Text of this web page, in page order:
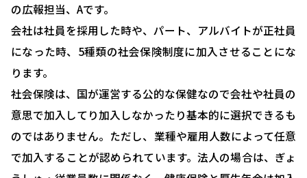
の広報担当、Aです。
会社は社員を採用した時や、パート、アルバイトが正社員
になった時、5種類の社会保険制度に加入させることにな
ります。
社会保険は、国が運営する公的な保健なので会社や社員の
意思で加入してり加入しなかったり基本的に選択できるも
のではありません。ただし、業種や雇用人数によって任意
で加入することが認められています。法人の場合は、ぎょ